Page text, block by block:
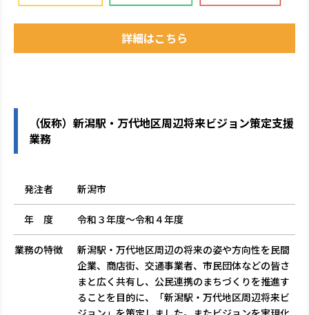
詳細はこちら
（仮称）新潟駅・万代地区周辺将来ビジョン策定支援
業務
発注者 新潟市
年 度 令和３年度～令和４年度
業務の特徴
新潟駅・万代地区周辺の将来の姿や方向性を民間
企業、商店街、交通事業者、市民団体などの皆さ
まと広く共有し、公民連携のまちづくりを推進す
ることを目的に、「新潟駅・万代地区周辺将来ビ